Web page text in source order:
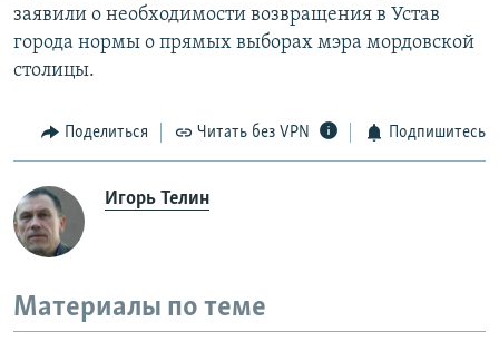
заявили о необходимости возвращения в Устав
города нормы о прямых выборах мэра мордовской
столицы.
Поделиться Читать без VPN Подпишитесь
Игорь Телин
Материалы по теме